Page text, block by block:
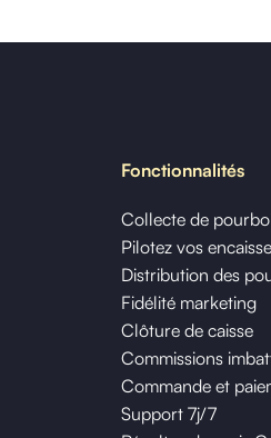
Fonctionnalités
Collecte de
Pilotez vos
Distribution des
Fidélité marketing
Clôture de caisse
Commissions
Commande et
Support 7j/7